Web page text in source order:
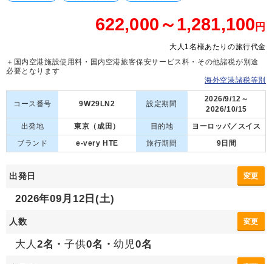
622,000～1,281,100 円
大人1名様あたりの旅行代金
＋国内空港施設使用料・国内空港旅客保安サービス料・その他諸税が別途
必要となります
海外空港諸税等別
コース番号 9W29LN2 設定期間
2026/9/12～
2026/10/15
出発地
東京（成田） 目的地
ヨーロッパ／スイス
ブランド
e-very HTE 旅行期間 9日間
出発日 変更
2026年09月12日(土)
人数 変更
大人 2名・子供0名・幼児0名